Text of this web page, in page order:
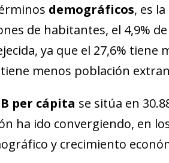
demográficos, es
de habitantes, el 4,9%
ya que el 27,6% tiene
menos población
per cápita se sitúa en
ha ido convergiendo, en
y crecimiento